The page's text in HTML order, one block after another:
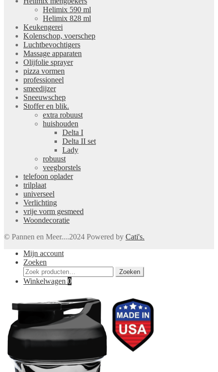
Helimix 590 ml
Helimix 828 ml
Keukengerei
Kolenschop, voerschep
Luchtbevochtigers
Massage apparaten
Olijfolie sprayer
pizza vormen
professioneel
smeedijzer
Sneeuwschep
Stoffer en blik.
extra robuust
huishouden
Delta I
Delta II set
Lady
robuust
veegborstels
telefoon oplader
trilplaat
universeel
Verlichting
vrije vorm gesmeed
Woondecoratie
© Pannen en Meer....2024 Powered by Cati's.
Mijn account
Zoeken
Zoeken
naar:
Zoeken
Winkelwagen 0